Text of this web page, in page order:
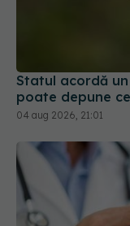
Statul acordă
poate depune
04 aug 2026, 21:01